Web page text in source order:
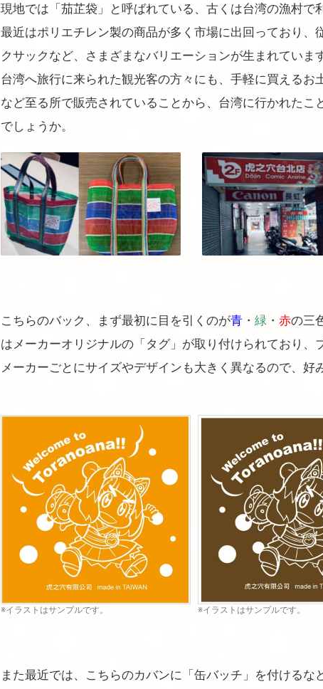
現地では「茄芷袋」と呼ばれている、古くは台湾の漁村で
最近はポリエチレン製の商品が多く市場に出回っており、
クサックなど、さまざまなバリエーションが生まれています
台湾へ旅行に来られた観光客の方々にも、手軽に買える
など至る所で販売されていることから、台湾に行かれた
でしょうか。
こちらのバック、まず最初に目を引くのが青 ・ 緑 ・ 赤の三
はメーカーオリジナルの「タグ」が取り付けられており、
メーカーごとにサイズやデザインも大きく異なるので、好
※イラストはサンプルです。 ※イラストはサンプルです。
また最近では、こちらのカバンに「缶バッチ」を付ける